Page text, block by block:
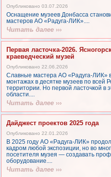
Опубликовано 03.07.2026
Оснащение музеев Донбасса
мастеров АО «Радуга-ЛИК»....
Читать далее ›››
Первая ласточка-2026.
краеведческий музей
Опубликовано 22.06.2026
Славные мастера АО «Радуга-ЛИК»
монтажах в десятке музеев по всей
территории. Но первой ласточкой в
области....
Читать далее ›››
Дайджест проектов 2025 года
Опубликовано 22.01.2026
В 2025 году АО «Радуга‑ЛИК»
кадром любой экспозиции, но во
посетителя музея — создавать
оборудование....
Читать далее ›››